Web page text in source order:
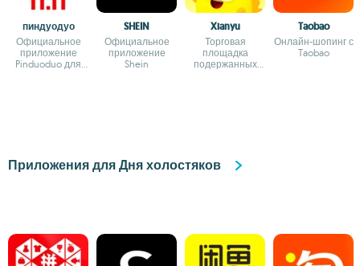
пиндуодуо
Официальное
приложение
Pinduoduo для
SHEIN
Официальное
приложение
Shein
Xianyu
Торговая
площадка
подержанных
Taobao
Онлайн-шопинг с
Taobao
Приложения для Дня холостяков